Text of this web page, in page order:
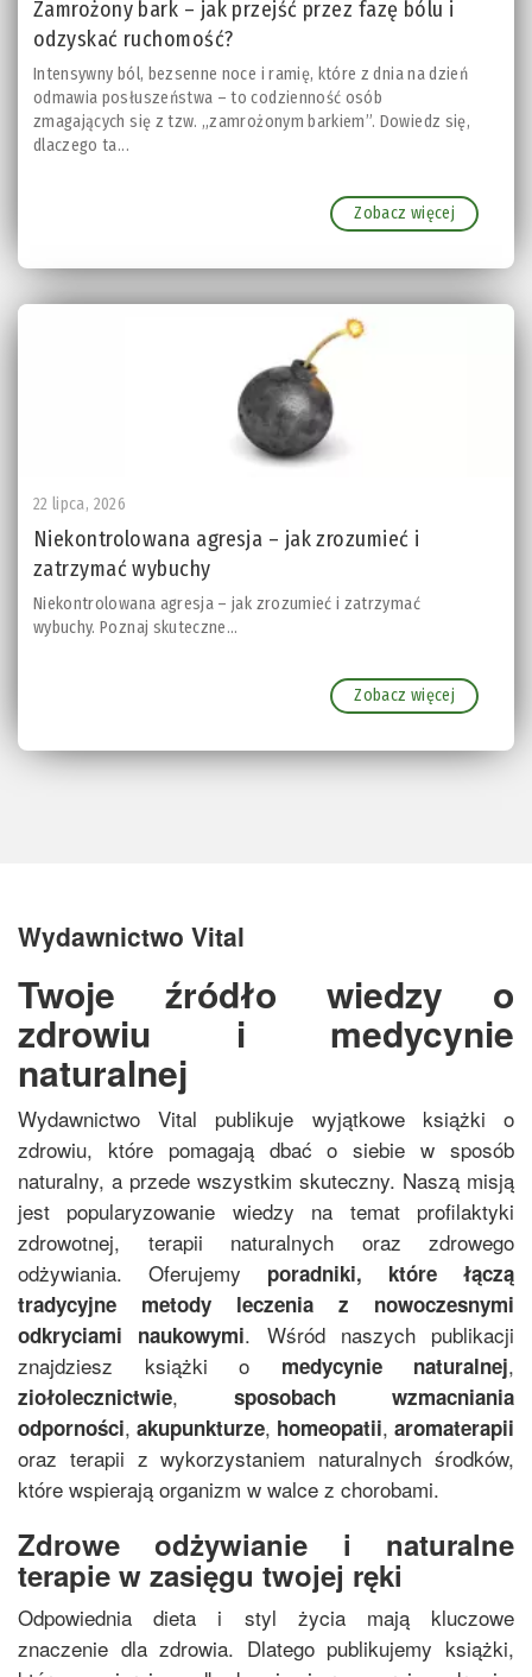
Zamrożony bark – jak przejść przez fazę bólu i
odzyskać ruchomość?
Intensywny ból, bezsenne noce i ramię, które z dnia na dzień
odmawia posłuszeństwa – to codzienność osób
zmagających się z tzw. „zamrożonym barkiem”. Dowiedz się,
dlaczego ta...
Zobacz więcej
22 lipca, 2026
Niekontrolowana agresja – jak zrozumieć i
zatrzymać wybuchy
Niekontrolowana agresja – jak zrozumieć i zatrzymać
wybuchy. Poznaj skuteczne...
Zobacz więcej
Wydawnictwo Vital
Twoje źródło wiedzy o
zdrowiu i medycynie
naturalnej
Wydawnictwo Vital publikuje wyjątkowe książki o
zdrowiu, które pomagają dbać o siebie w sposób
naturalny, a przede wszystkim skuteczny. Naszą misją
jest popularyzowanie wiedzy na temat profilaktyki
zdrowotnej, terapii naturalnych oraz zdrowego
odżywiania. Oferujemy poradniki, które łączą
tradycyjne metody leczenia z nowoczesnymi
odkryciami naukowymi. Wśród naszych publikacji
znajdziesz książki o medycynie naturalnej,
ziołolecznictwie, sposobach wzmacniania
odporności, akupunkturze, homeopatii, aromaterapii
oraz terapii z wykorzystaniem naturalnych środków,
które wspierają organizm w walce z chorobami.
Zdrowe odżywianie i naturalne
terapie w zasięgu twojej ręki
Odpowiednia dieta i styl życia mają kluczowe
znaczenie dla zdrowia. Dlatego publikujemy książki,